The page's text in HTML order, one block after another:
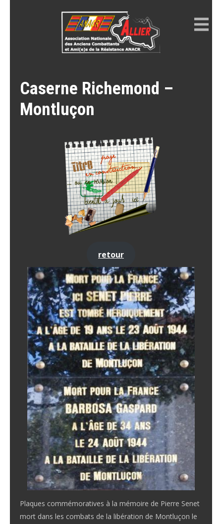
Caserne Richemond –
Montluçon
retour
Plaques commémoratives à la mémoire de Pierre Senet
mort dans les combats de la libération de Montluçon le